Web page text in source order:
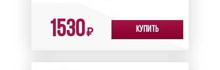
1530₽ Купить